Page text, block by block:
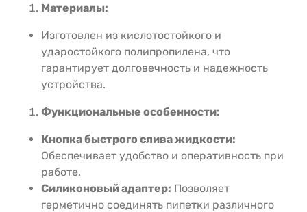
Материалы:
Изготовлен из кислотостойкого и
ударостойкого полипропилена, что
гарантирует долговечность и надежность
устройства.
Функциональные особенности:
Кнопка быстрого слива жидкости:
Обеспечивает удобство и оперативность при
работе.
Силиконовый адаптер: Позволяет
герметично соединять пипетки различного